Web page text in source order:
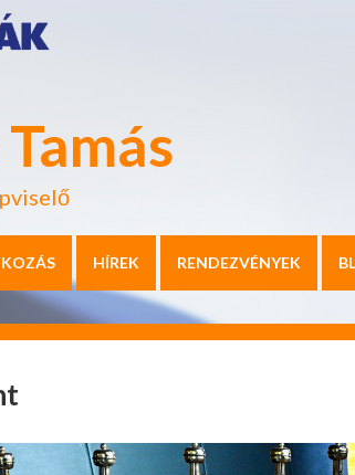
HÍREK RENDEZVÉNYEK